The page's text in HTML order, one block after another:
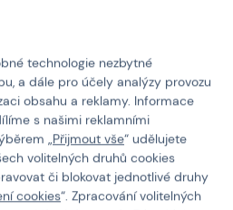
Týmy
technologie nezbytné
a dále pro účely analýzy provozu
obsahu a reklamy. Informace
s našimi reklamními
„Přijmout vše“ udělujete
volitelných druhů cookies
či blokovat jednotlivé druhy
cookies“. Zpracování volitelných